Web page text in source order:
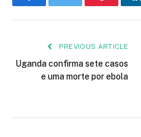
PREVIOUS ARTICLE
Uganda confirma sete casos
e uma morte por ebola